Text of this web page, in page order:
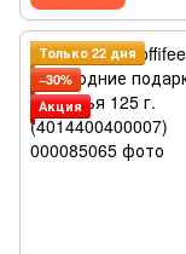
Только 22 дня
−30%
Акция